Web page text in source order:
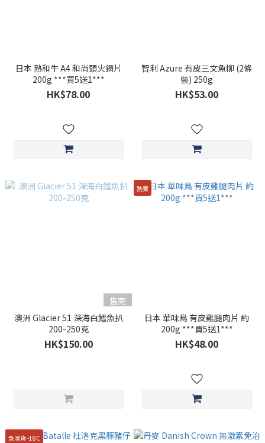
日本 熟和牛 A4 和尚頭火鍋片
200g ***買5送1***
HK$78.00
智利 Azure 有皮三文魚柳 (2條
裝) 250g
HK$53.00
售完
澳洲 Glacier 51 深海白鱈魚扒
200-250克
HK$150.00
熱賣
日本 華味鳥 有皮雞腿肉片 約
200g ***買5送1***
HK$48.00
急凍貨 -18C